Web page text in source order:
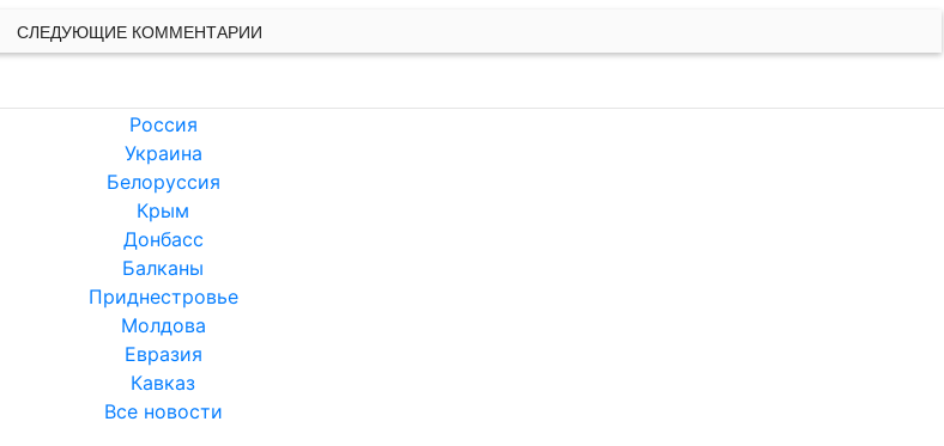
СЛЕДУЮЩИЕ КОММЕНТАРИИ
Россия
Украина
Белоруссия
Крым
Донбасс
Балканы
Приднестровье
Молдова
Евразия
Кавказ
Все новости